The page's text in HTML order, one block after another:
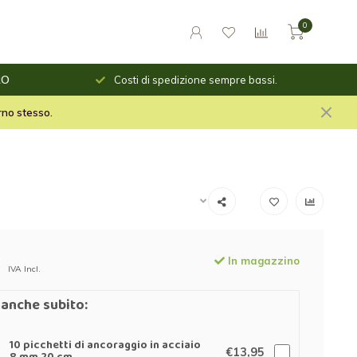
0
per il fuoco e stuf per
Costi di spedizione sempre bassi.
stesso.
IVA Incl.
In magazzino
subito:
10 picchetti di ancoraggio in acciaio €13,95